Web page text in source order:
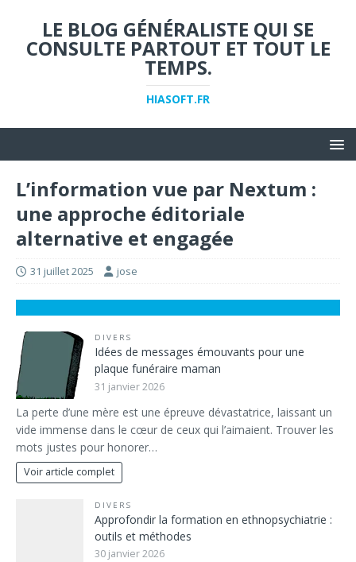
LE BLOG GÉNÉRALISTE QUI SE
CONSULTE PARTOUT ET TOUT LE
TEMPS.
HIASOFT.FR
L’information vue par Nextum :
une approche éditoriale
alternative et engagée
31 juillet 2025 jose
DIVERS
Idées de messages émouvants pour une
plaque funéraire maman
31 janvier 2026
La perte d’une mère est une épreuve dévastatrice, laissant un
vide immense dans le cœur de ceux qui l’aimaient. Trouver les
mots justes pour honorer…
Voir article complet
DIVERS
Approfondir la formation en ethnopsychiatrie :
outils et méthodes
30 janvier 2026